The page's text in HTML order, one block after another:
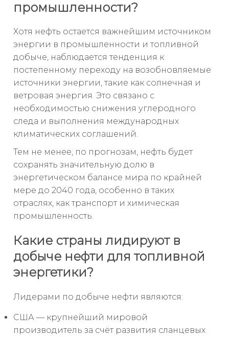
промышленности?
Хотя нефть остается важнейшим источником
энергии в промышленности и топливной
добыче, наблюдается тенденция к
постепенному переходу на возобновляемые
источники энергии, такие как солнечная и
ветровая энергия. Это связано с
необходимостью снижения углеродного
следа и выполнения международных
климатических соглашений.
Тем не менее, по прогнозам, нефть будет
сохранять значительную долю в
энергетическом балансе мира по крайней
мере до 2040 года, особенно в таких
отраслях, как транспорт и химическая
промышленность.
Какие страны лидируют в
добыче нефти для топливной
энергетики?
Лидерами по добыче нефти являются:
США — крупнейший мировой
производитель за счёт развития сланцевых